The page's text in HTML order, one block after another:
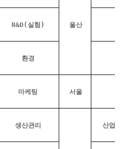
울산
R&D(실험)
환경
마케팅 서울
생산관리 산업공학